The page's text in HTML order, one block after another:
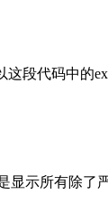
段代码中的
显示所有除了